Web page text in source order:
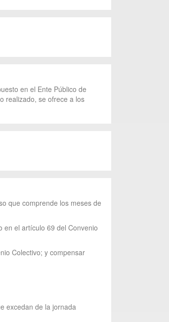
en el Ente Público de
realizado, se ofrece a los
que comprende los meses de
en el artículo 69 del Convenio
Colectivo; y compensar
excedan de la jornada